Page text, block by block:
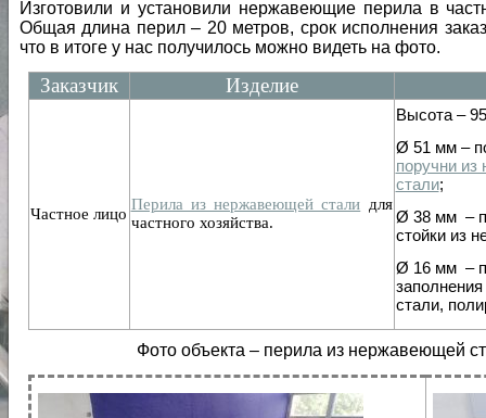
Изготовили и установили нержавеющие перила в
Общая длина перил – 20 метров, срок исполнения
что в итоге у нас получилось можно видеть на фото.
Заказчик Изделие
Частное лицо
Перила из нержавеющей стали для
частного хозяйства.
Высота –
Ø 51 мм –
поручни
стали;
Ø 38 мм –
стойки из
Ø 16 мм –
стали,
Фото объекта – перила из нержавеющей